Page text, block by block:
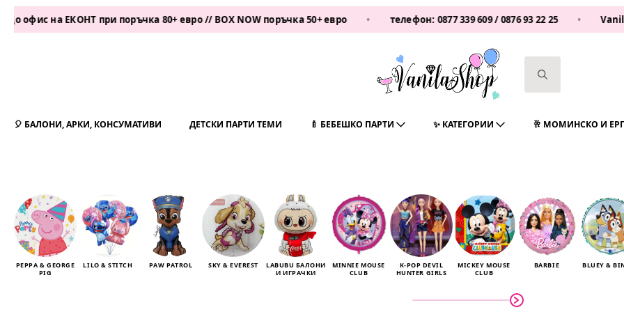
на ЕКОНТ при поръчка 80+ евро // BOX NOW поръчка 50+ евро • телефон:0877 339 609/0876 93 22 25 •
🎈 БАЛОНИ, АРКИ, КОНСУМАТИВИ ДЕТСКИ ПАРТИ ТЕМИ 🍼 БЕБЕШКО ПАРТИ ✨ КАТЕГОРИИ 🥂 МОМИНСКО И
PEPPA & GEORGE
PIG
LILO & STITCH PAW PATROL SKY & EVEREST
LABUBU БАЛОНИ
И ИГРАЧКИ
MINNIE MOUSE
CLUB
K-POP DEVIL
HUNTER GIRLS
MICKEY MOUSE
CLUB
BARBIE BLUEY &